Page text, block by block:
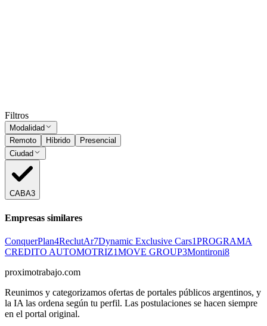
Filtros
Modalidad
Remoto
Híbrido
Presencial
Ciudad
CABA3
Empresas similares
ConquerPlan4ReclutAr7Dynamic Exclusive Cars1PROGRAMA
CREDITO AUTOMOTRIZ1MOVE GROUP3Montironi8
proximotrabajo.com
Reunimos y categorizamos ofertas de portales públicos argentinos, y
la IA las ordena según tu perfil. Las postulaciones se hacen siempre
en el portal original.